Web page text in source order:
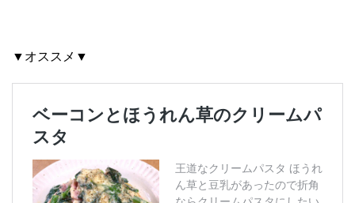
▼オススメ▼